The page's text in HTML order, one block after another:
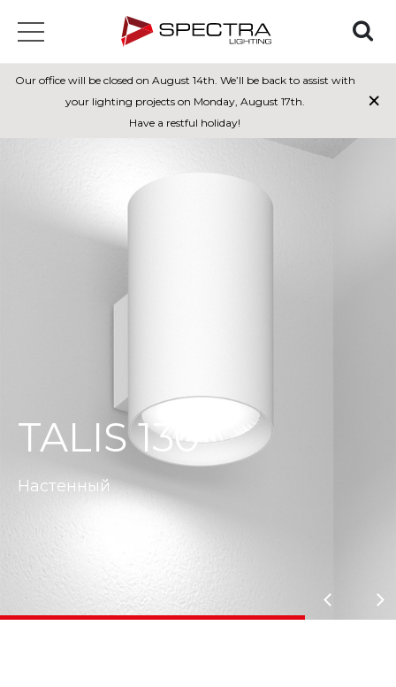
Our office will be closed on August 14th. We’ll be back to assist with
your lighting projects on Monday, August 17th.
Have a restful holiday!
×
TALIS 130
Настенный